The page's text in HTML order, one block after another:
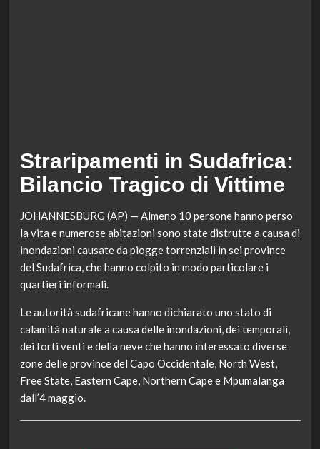
Straripamenti in Sudafrica:
Bilancio Tragico di Vittime
JOHANNESBURG (AP) — Almeno 10 persone hanno perso
la vita e numerose abitazioni sono state distrutte a causa di
inondazioni causate da piogge torrenziali in sei province
del Sudafrica, che hanno colpito in modo particolare i
quartieri informali.
Le autorità sudafricane hanno dichiarato uno stato di
calamità naturale a causa delle inondazioni, dei temporali,
dei forti venti e della neve che hanno interessato diverse
zone delle province del Capo Occidentale, North West,
Free State, Eastern Cape, Northern Cape e Mpumalanga
dall’4 maggio.